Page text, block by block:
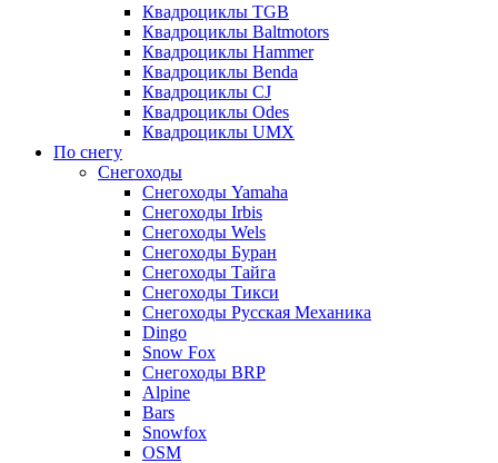
Квадроциклы TGB
Квадроциклы Baltmotors
Квадроциклы Hammer
Квадроциклы Benda
Квадроциклы CJ
Квадроциклы Odes
Квадроциклы UMX
По снегу
Снегоходы
Снегоходы Yamaha
Снегоходы Irbis
Снегоходы Wels
Снегоходы Буран
Снегоходы Тайга
Снегоходы Тикси
Снегоходы Русская Механика
Dingo
Snow Fox
Снегоходы BRP
Alpine
Bars
Snowfox
OSM